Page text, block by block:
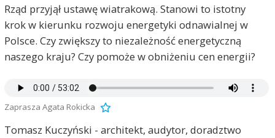
Rząd przyjął ustawę wiatrakową. Stanowi to istotny
krok w kierunku rozwoju energetyki odnawialnej w
Polsce. Czy zwiększy to niezależność energetyczną
naszego kraju? Czy pomoże w obniżeniu cen energii?
Zaprasza Agata Rokicka
Tomasz Kuczyński - architekt, audytor, doradztwo